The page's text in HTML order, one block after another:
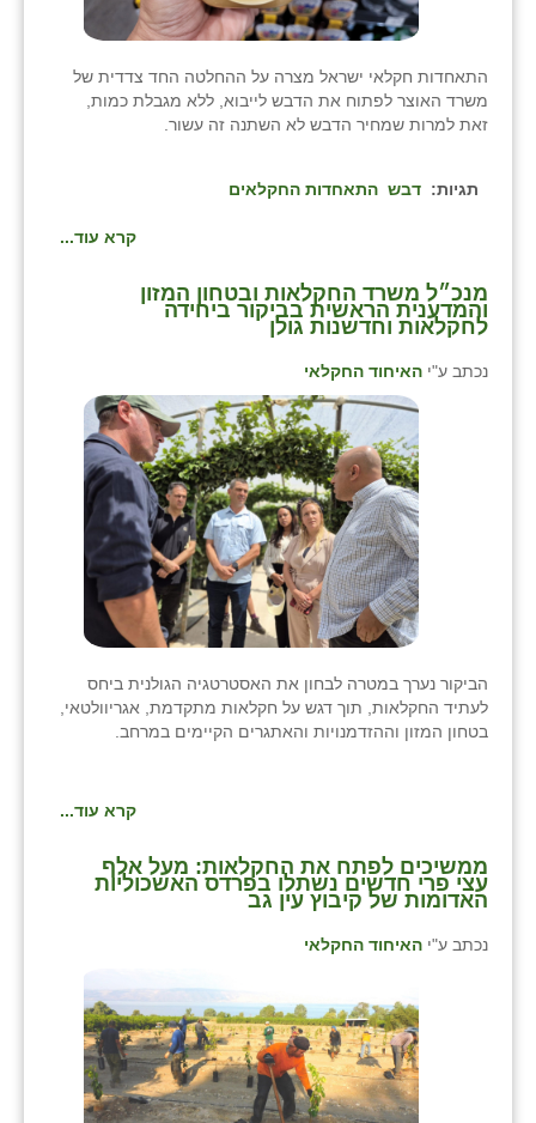
התאחדות חקלאי ישראל מצרה על ההחלטה החד צדדית של
משרד האוצר לפתוח את הדבש לייבוא, ללא מגבלת כמות,
זאת למרות שמחיר הדבש לא השתנה זה עשור.
תגיות: דבש התאחדות החקלאים
קרא עוד...
מנכ״ל משרד החקלאות ובטחון המזון
והמדענית הראשית בביקור ביחידה
לחקלאות וחדשנות גולן
נכתב ע"י האיחוד החקלאי
הביקור נערך במטרה לבחון את האסטרטגיה הגולנית ביחס
לעתיד החקלאות, תוך דגש על חקלאות מתקדמת, אגריוולטאי,
בטחון המזון וההזדמנויות והאתגרים הקיימים במרחב.
קרא עוד...
ממשיכים לפתח את החקלאות: מעל אלף
עצי פרי חדשים נשתלו בפרדס האשכוליות
האדומות של קיבוץ עין גב
נכתב ע"י האיחוד החקלאי